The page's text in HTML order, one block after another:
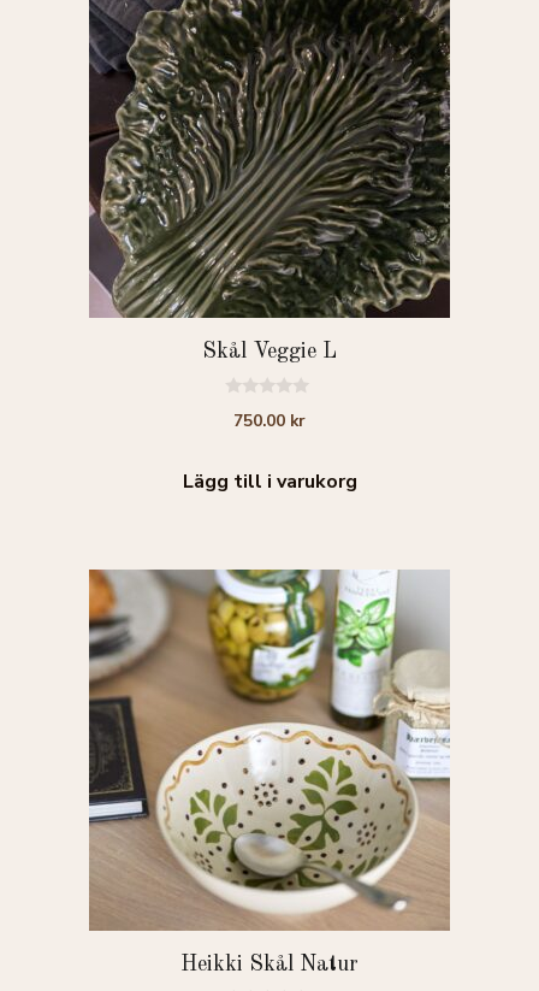
Skål Veggie L
750.00 kr
Lägg till i varukorg
Heikki Skål Natur